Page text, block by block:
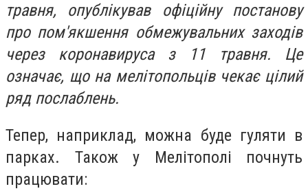
травня, опублікував офіційну постанову
про пом'якшення обмежувальних заходів
через коронавируса з 11 травня. Це
означає, що на мелітопольців чекає цілий
ряд послаблень.
Тепер, наприклад, можна буде гуляти в
парках. Також у Мелітополі почнуть
працювати: